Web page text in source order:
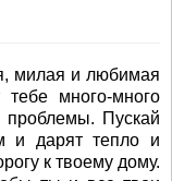
милая и любимая
тебе много-много
Пускай
и дарят тепло и
к твоему дому.